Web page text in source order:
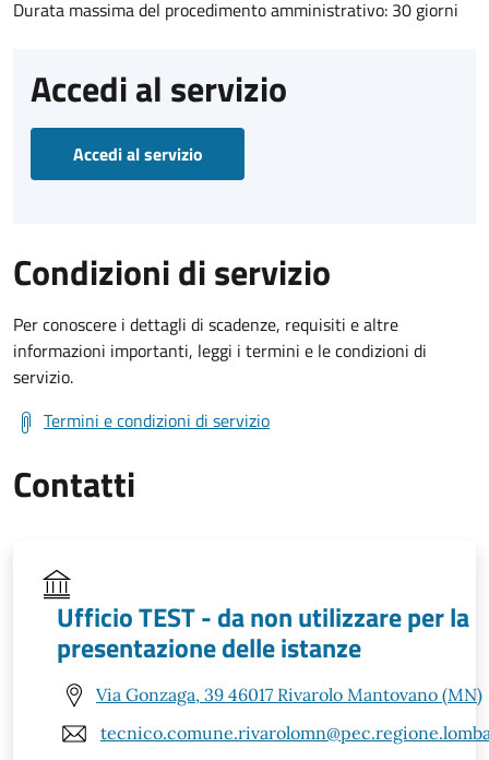
Durata massima del procedimento amministrativo: 30 giorni
Accedi al servizio
Accedi al servizio
Condizioni di servizio
Per conoscere i dettagli di scadenze, requisiti e altre
informazioni importanti, leggi i termini e le condizioni di
servizio.
Termini e condizioni di servizio
Contatti
Ufficio TEST - da non utilizzare per la
presentazione delle istanze
Via Gonzaga, 39 46017 Rivarolo Mantovano (MN)